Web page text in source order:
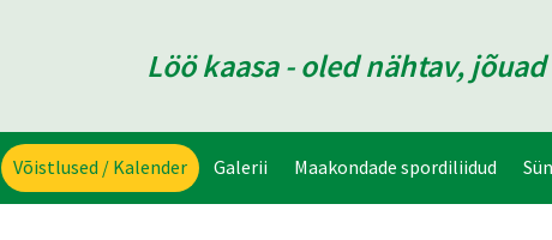
Löö kaasa - oled nähtav,
Võistlused / Kalender Galerii Maakondade spordiliidud